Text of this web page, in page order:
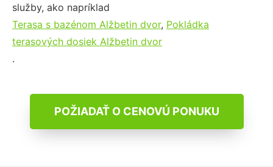
služby, ako napríklad
Terasa s bazénom Alžbetin dvor, Pokládka
terasových dosiek Alžbetin dvor
.
POŽIADAŤ O CENOVÚ PONUKU